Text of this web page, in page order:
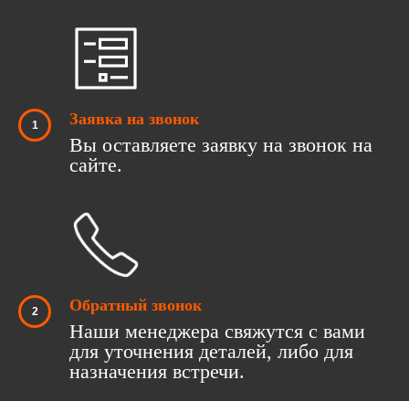
Заявка на звонок
Вы оставляете заявку на звонок на
сайте.
Обратный звонок
Наши менеджера свяжутся с вами
для уточнения деталей, либо для
назначения встречи.